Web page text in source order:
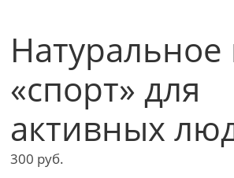
«спорт» для
активных
300 руб.